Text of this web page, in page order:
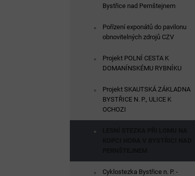
Bystřice nad Pernštejnem
Pořízení exponátů do pavilonu
obnovitelných zdrojů CZV
Projekt POLNÍ CESTA K
DOMANÍNSKÉMU RYBNÍKU
Projekt SKAUTSKÁ ZÁKLADNA
BYSTŘICE N. P., ULICE K
OCHOZI
Cyklostezka Bystřice n. P. -